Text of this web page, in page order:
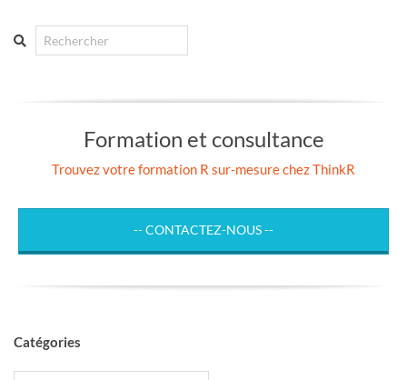
Search
Formation et consultance
Trouvez votre formation R sur-mesure chez ThinkR
-- CONTACTEZ-NOUS --
Catégories